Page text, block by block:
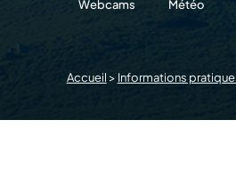
Accueil > Informations
Webcams Météo